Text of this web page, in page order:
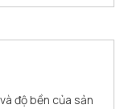
độ bền của sản